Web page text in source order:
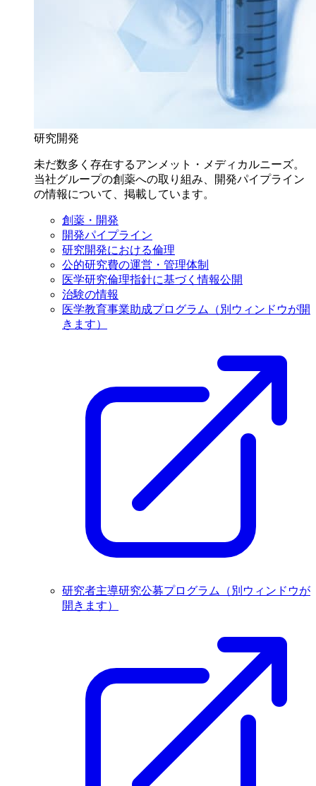
研究開発
未だ数多く存在するアンメット・メディカルニーズ。
当社グループの創薬への取り組み、開発パイプライン
の情報について、掲載しています。
創薬・開発
開発パイプライン
研究開発における倫理
公的研究費の運営・管理体制
医学研究倫理指針に基づく情報公開
治験の情報
医学教育事業助成プログラム
（別ウィンドウが開
きます）
研究者主導研究公募プログラム
（別ウィンドウが
開きます）